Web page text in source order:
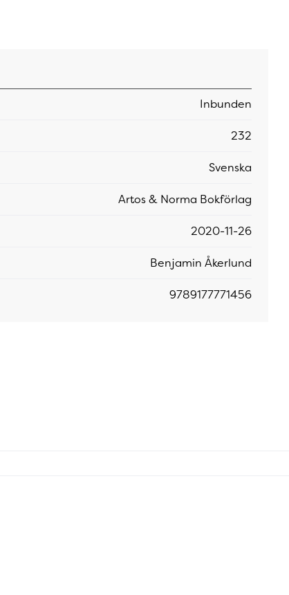
Inbunden
232
Svenska
Artos & Norma Bokförlag
2020-11-26
Benjamin Åkerlund
9789177771456